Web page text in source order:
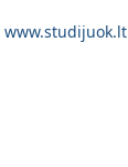
www.studijuok.lt